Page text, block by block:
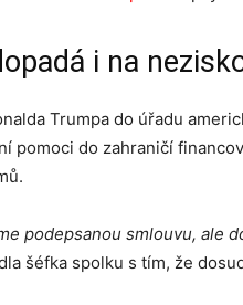
i na
Trumpa do úřadu
pomoci do zahraničí
podepsanou smlouvu, ale
šéfka spolku s tím, že